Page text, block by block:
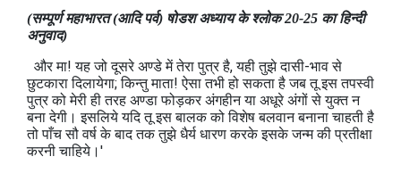
(सम्पूर्ण महाभारत (आदि पर्व) षोडश अध्‍याय के श्लोक 20-25 का हिन्दी
अनुवाद)
और मा! यह जो दूसरे अण्डे में तेरा पुत्र है, यही तुझे दासी-भाव से
छुटकारा दिलायेगा; किन्तु माता! ऐसा तभी हो सकता है जब तू इस तपस्वी
पुत्र को मेरी ही तरह अण्डा फोड़कर अंगहीन या अधूरे अंगों से युक्त न
बना देगी। इसलिये यदि तू इस बालक को विशेष बलवान बनाना चाहती है
तो पाँच सौ वर्ष के बाद तक तुझे धैर्य धारण करके इसके जन्म की प्रतीक्षा
करनी चाहिये।'